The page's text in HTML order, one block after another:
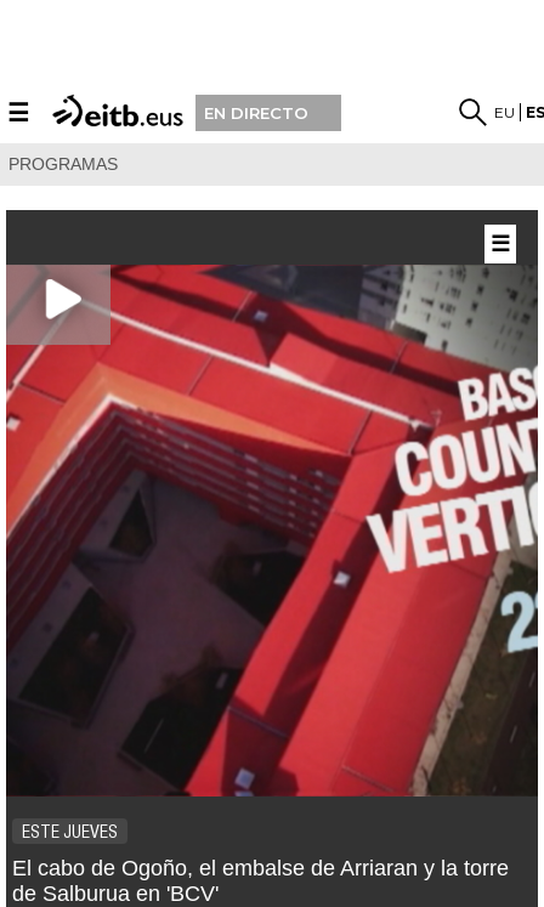
☰ EN DIRECTO EU
PROGRAMAS
ESTE JUEVES
El cabo de Ogoño, el embalse de Arriaran y la torre
de Salburua en 'BCV'
☰